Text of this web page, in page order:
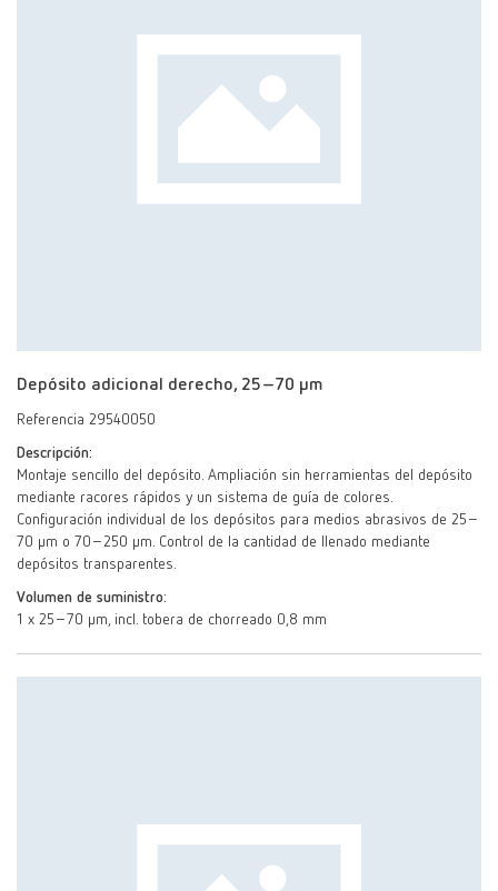
Depósito adicional derecho, 25–70 μm
Referencia 29540050
Descripción:
Montaje sencillo del depósito. Ampliación sin herramientas del depósito
mediante racores rápidos y un sistema de guía de colores.
Configuración individual de los depósitos para medios abrasivos de 25–
70 µm o 70–250 µm. Control de la cantidad de llenado mediante
depósitos transparentes.
Volumen de suministro:
1 x 25–70 µm, incl. tobera de chorreado 0,8 mm